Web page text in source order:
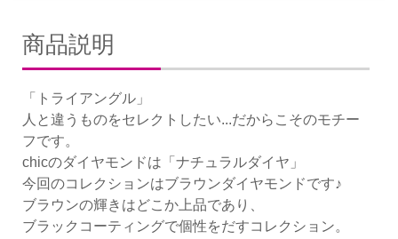
商品説明
「トライアングル」
人と違うものをセレクトしたい...だからこそのモチー
フです。
chicのダイヤモンドは「ナチュラルダイヤ」
今回のコレクションはブラウンダイヤモンドです♪
ブラウンの輝きはどこか上品であり、
ブラックコーティングで個性をだすコレクション。